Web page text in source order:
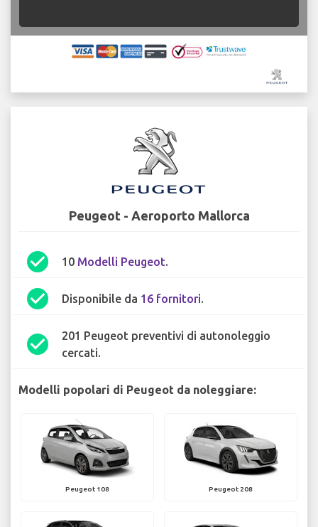
Peugeot - Aeroporto Mallorca
check_circle 10 Modelli Peugeot.
check_circle Disponibile da 16 fornitori.
check_circle
201 Peugeot preventivi di autonoleggio
cercati.
Modelli popolari di Peugeot da noleggiare:
Peugeot 108 Peugeot 208